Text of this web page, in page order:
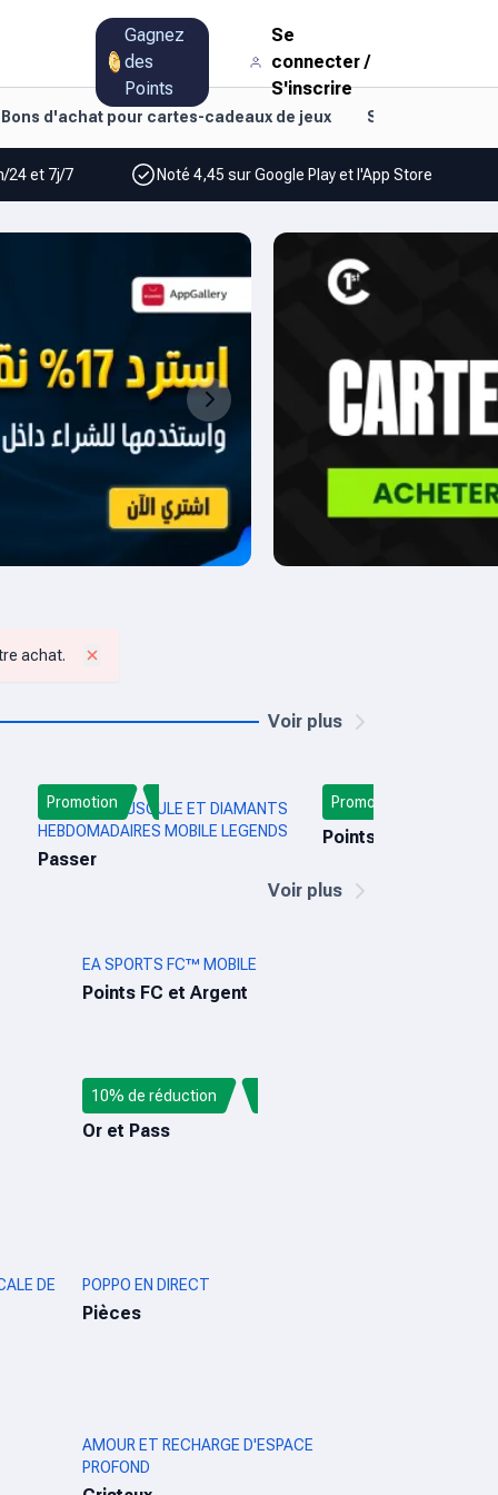
Gagnez
des
Points
Se
connecter/
S'inscrire
Bons d'achat pour cartes-cadeaux de jeux Style de vie et
24 et 7j/7 Noté 4,45 sur Google Play et l'App Store
achat.
Voir plus
PASSE CRÉPUSCULE ET DIAMANTS
HEBDOMADAIRES MOBILE LEGENDS
Passer
Promotion CALL OF DUTY: MOBILE
Points COD et
Promotion
Voir plus
EA SPORTS FC™ MOBILE
Points FC et Argent
BLOOD STRIKE MAX
Or et Pass
10% de réduction
DE
POPPO EN DIRECT
Pièces
AMOUR ET RECHARGE D'ESPACE
PROFOND